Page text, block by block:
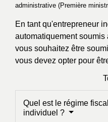
administrative (Première
En tant qu'entrepreneur
automatiquement soumis
vous souhaitez être
vous devez opter pour
Quel est le régime
individuel ?